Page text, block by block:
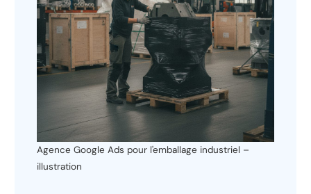
Agence Google Ads pour l'emballage industriel –
illustration